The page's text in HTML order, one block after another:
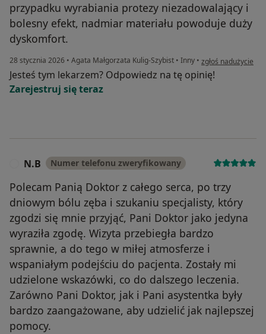
przypadku wyrabiania protezy niezadowalający i
bolesny efekt, nadmiar materiału powoduje duży
dyskomfort.
28 stycznia 2026 • Agata Małgorzata Kulig-Szybist • Inny • w opinii
zgłoś nadużycie
Jesteś tym lekarzem? Odpowiedz na tę opinię!
Zarejestruj się teraz
N.B Numer telefonu zweryfikowany
Polecam Panią Doktor z całego serca, po trzy
dniowym bólu zęba i szukaniu specjalisty, który
zgodzi się mnie przyjąć, Pani Doktor jako jedyna
wyraziła zgodę. Wizyta przebiegła bardzo
sprawnie, a do tego w miłej atmosferze i
wspaniałym podejściu do pacjenta. Zostały mi
udzielone wskazówki, co do dalszego leczenia.
Zarówno Pani Doktor, jak i Pani asystentka były
bardzo zaangażowane, aby udzielić jak najlepszej
pomocy.